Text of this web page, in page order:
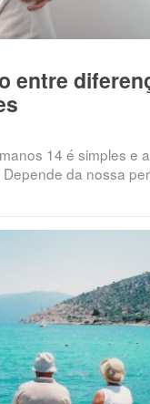
entre
14 é simples e
da nossa